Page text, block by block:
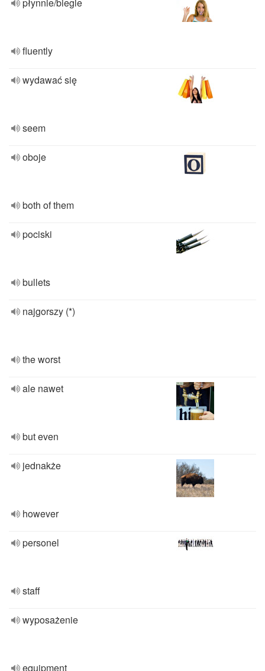
fluently
wydawać się
seem
oboje
both of them
pociski
bullets
najgorszy (*)
the worst
ale nawet
but even
jednakże
however
personel
staff
wyposażenie
equipment